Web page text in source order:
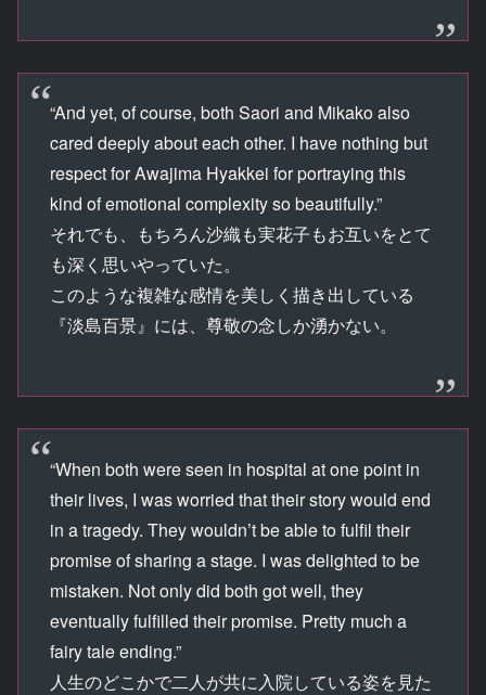
“And yet, of course, both Saori and Mikako also
cared deeply about each other. I have nothing but
respect for Awajima Hyakkei for portraying this
kind of emotional complexity so beautifully.”
それでも、もちろん沙織も実花子もお互いをとて
も深く思いやっていた。
このような複雑な感情を美しく描き出している
『淡島百景』には、尊敬の念しか湧かない。
“When both were seen in hospital at one point in
their lives, I was worried that their story would end
in a tragedy. They wouldn’t be able to fulfil their
promise of sharing a stage. I was delighted to be
mistaken. Not only did both got well, they
eventually fulfilled their promise. Pretty much a
fairy tale ending.”
人生のどこかで二人が共に入院している姿を見た